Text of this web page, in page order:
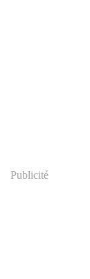
Publicité